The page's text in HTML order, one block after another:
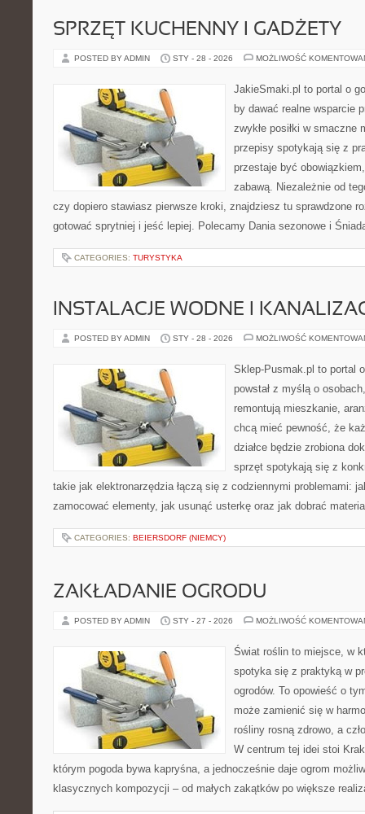
SPRZĘT KUCHENNY I GADŻETY
POSTED BY ADMIN STY - 28 - 2026 MOŻLIWOŚĆ
JakieSmaki.pl to portal o
by dawać realne wsparcie
zwykłe posiłki w smaczne
przepisy spotykają się z
przestaje być
zabawą. Niezależnie od
czy dopiero stawiasz pierwsze kroki, znajdziesz tu sprawdzone
gotować sprytniej i jeść lepiej. Polecamy Dania sezonowe i
CATEGORIES: TURYSTYKA
INSTALACJE WODNE I
POSTED BY ADMIN STY - 28 - 2026 MOŻLIWOŚĆ
Sklep-Pusmak.pl to portal
powstał z myślą o
remontują mieszkanie,
chcą mieć pewność, że
działce będzie zrobiona
sprzęt spotykają się z
takie jak elektronarzędzia łączą się z codziennymi problemami:
zamocować elementy, jak usunąć usterkę oraz jak dobrać
CATEGORIES: BEIERSDORF (NIEMCY)
ZAKŁADANIE OGRODU
POSTED BY ADMIN STY - 27 - 2026 MOŻLIWOŚĆ
Świat roślin to miejsce, w
spotyka się z praktyką w
ogrodów. To opowieść o
może zamienić się w
rośliny rosną zdrowo, a
W centrum tej idei stoi
którym pogoda bywa kapryśna, a jednocześnie daje ogrom
klasycznych kompozycji – od małych zakątków po większe